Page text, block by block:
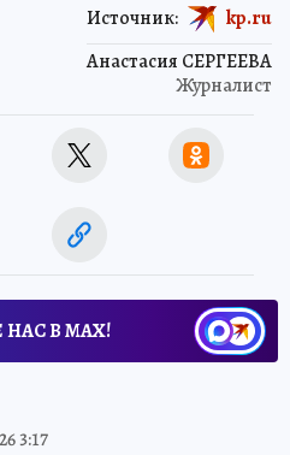
Анастасия СЕРГЕЕВА
Журналист
Источник: kp.ru
НАС В МАХ!
3:17